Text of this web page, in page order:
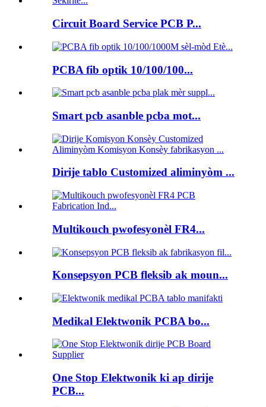
Circuit Board Service PCB P...
PCBA fib optik 10/100/100...
Smart pcb asanble pcba mot...
Dirije tablo Customized aliminyòm ...
Multikouch pwofesyonèl FR4...
Konsepsyon PCB fleksib ak moun...
Medikal Elektwonik PCBA bo...
One Stop Elektwonik ki ap dirije
PCB...